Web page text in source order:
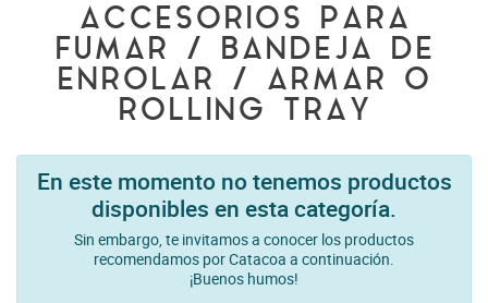
ACCESORIOS PARA
FUMAR / BANDEJA DE
ENROLAR / ARMAR O
ROLLING TRAY
En este momento no tenemos productos
disponibles en esta categoría.
Sin embargo, te invitamos a conocer los productos
recomendamos por Catacoa a continuación.
¡Buenos humos!